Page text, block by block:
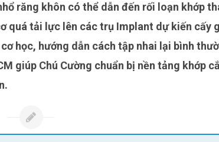
quá tải lực lên các trụ Implant dự kiến cấy
học, hướng dẫn cách tập nhai lại bình
giúp Chú Cường chuẩn bị nền tảng khớp